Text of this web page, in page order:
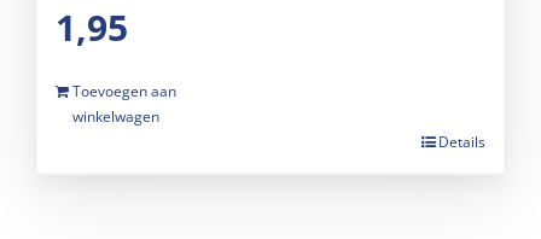
1,95
Toevoegen aan
winkelwagen
Details